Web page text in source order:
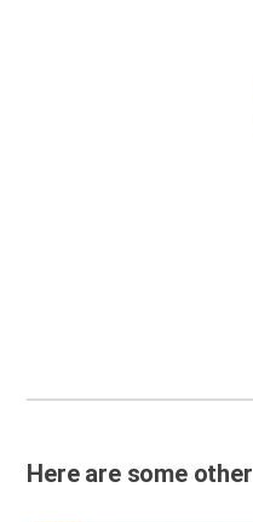
Here are some